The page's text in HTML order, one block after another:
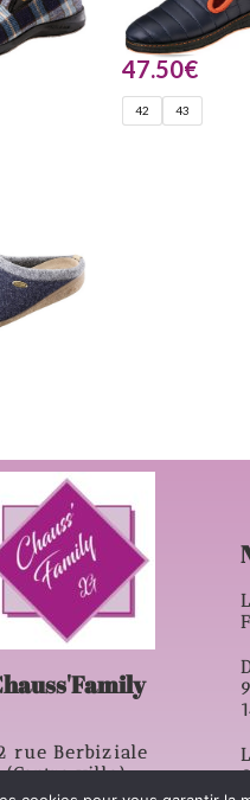
47.50€
42 43
rue Berbiziale
(Centre ville)
– Issoire